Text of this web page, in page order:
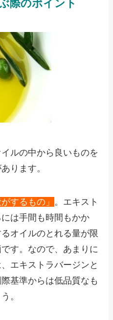
際のポイント
ルの中から良いものを
ります。
するもの」 。エキスト
は手間も時間もかか
オイルのとれる量が限
す。なので、あまりに
エキストラバージンと
基準からは低品質なも
。